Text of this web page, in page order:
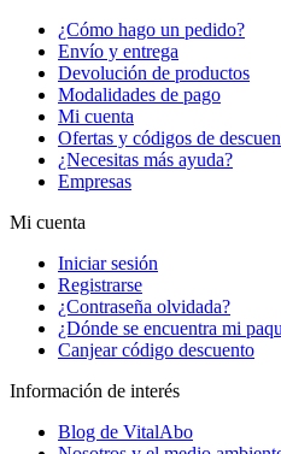
¿Cómo hago un pedido?
Envío y entrega
Devolución de productos
Modalidades de pago
Mi cuenta
Ofertas y códigos de
¿Necesitas más ayuda?
Empresas
Mi cuenta
Iniciar sesión
Registrarse
¿Contraseña olvidada?
¿Dónde se encuentra mi
Canjear código descuento
Información de interés
Blog de VitalAbo